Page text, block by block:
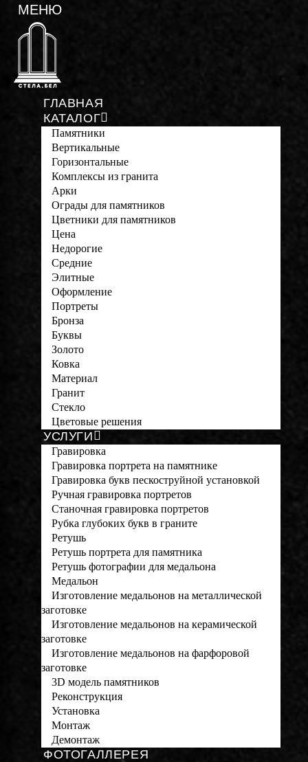
ГЛАВНАЯ
КАТАЛОГ
Памятники
Вертикальные
Горизонтальные
Комплексы из гранита
Арки
Ограды для памятников
Цветники для памятников
Цена
Недорогие
Средние
Элитные
Оформление
Портреты
Бронза
Буквы
Золото
Ковка
Материал
Гранит
Стекло
Цветовые решения
УСЛУГИ
Гравировка
Гравировка портрета на памятнике
Гравировка букв пескоструйной установкой
Ручная гравировка портретов
Станочная гравировка портретов
Рубка глубоких букв в граните
Ретушь
Ретушь портрета для памятника
Ретушь фотографии для медальона
Медальон
Изготовление медальонов на металлической
заготовке
Изготовление медальонов на керамической
заготовке
Изготовление медальонов на фарфоровой
заготовке
3D модель памятников
Реконструкция
Установка
Монтаж
Демонтаж
ФОТОГАЛЛЕРЕЯ